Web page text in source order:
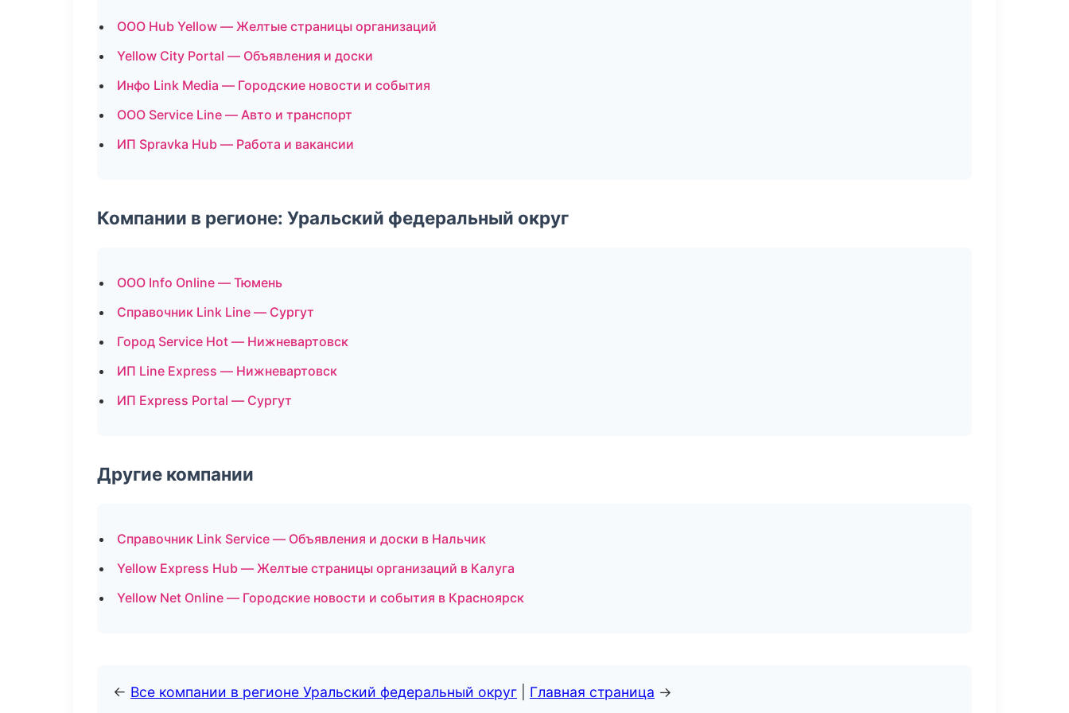
ООО Hub Yellow — Желтые страницы организаций
Yellow City Portal — Объявления и доски
Инфо Link Media — Городские новости и события
ООО Service Line — Авто и транспорт
ИП Spravka Hub — Работа и вакансии
Компании в регионе: Уральский федеральный округ
ООО Info Online — Тюмень
Справочник Link Line — Сургут
Город Service Hot — Нижневартовск
ИП Line Express — Нижневартовск
ИП Express Portal — Сургут
Другие компании
Справочник Link Service — Объявления и доски в Нальчик
Yellow Express Hub — Желтые страницы организаций в Калуга
Yellow Net Online — Городские новости и события в Красноярск
← Все компании в регионе Уральский федеральный округ Главная страница →